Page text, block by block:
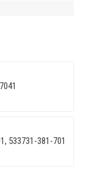
533731-381-701